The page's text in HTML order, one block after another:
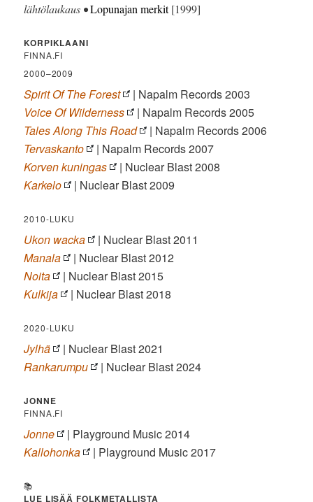
lähtölaukaus •Lopunajan merkit[1999]
KORPIKLAANI
FINNA.FI
2000–2009
Spirit Of The Forest
| Napalm Records 2003
Voice Of Wilderness
| Napalm Records 2005
Tales Along This Road
| Napalm Records 2006
Tervaskanto
| Napalm Records 2007
Korven kuningas
| Nuclear Blast 2008
Karkelo
| Nuclear Blast 2009
2010-LUKU
Ukon wacka
| Nuclear Blast 2011
Manala
| Nuclear Blast 2012
Noita
| Nuclear Blast 2015
Kulkija
| Nuclear Blast 2018
2020-LUKU
Jylhä
| Nuclear Blast 2021
Rankarumpu
| Nuclear Blast 2024
JONNE
FINNA.FI
Jonne
| Playground Music 2014
Kallohonka
| Playground Music 2017
📚
LUE LISÄÄ FOLKMETALLISTA